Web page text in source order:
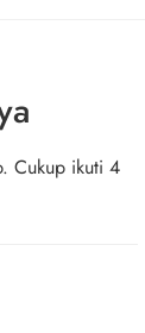
Cukup ikuti 4